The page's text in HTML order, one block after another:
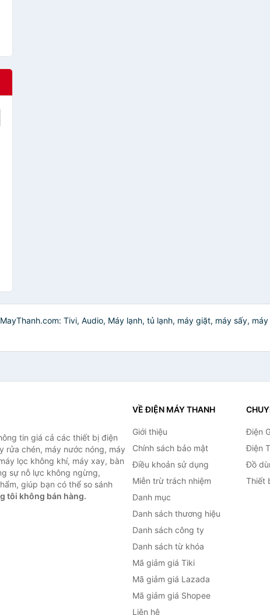
Tivi, Audio, Máy lạnh, tủ lạnh, máy giặt, máy sấy,
tin giá cả các thiết bị điện
rửa chén, máy nước nóng, máy
lọc không khí, máy xay, bàn
sự nỗ lực không ngừng,
giúp bạn có thể so sánh
tôi không bán hàng.
VỀ ĐIỆN MÁY THANH
Giới thiệu
Chính sách bảo mật
Điều khoản sử dụng
Miễn trừ trách nhiệm
Danh mục
Danh sách thương hiệu
Danh sách công ty
Danh sách từ khóa
Mã giảm giá Tiki
Mã giảm giá Lazada
Mã giảm giá Shopee
Liên hệ
Điện
Điện
Đồ
Thiết